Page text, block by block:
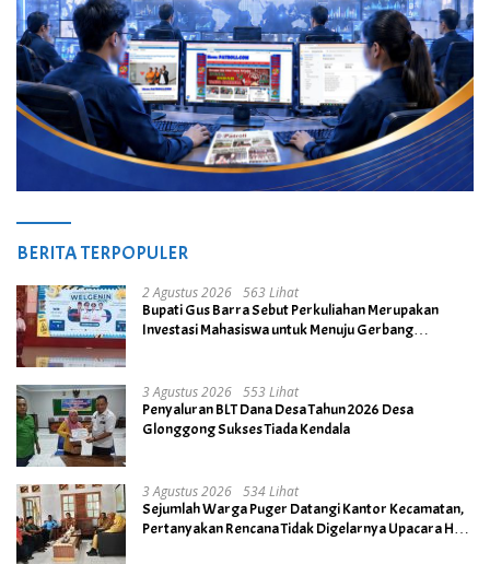
BERITA TERPOPULER
2 Agustus 2026 563 Lihat
Bupati Gus Barra Sebut Perkuliahan Merupakan
Investasi Mahasiswa untuk Menuju Gerbang
3 Agustus 2026 553 Lihat
Penyaluran BLT Dana Desa Tahun 2026 Desa
Glonggong Sukses Tiada Kendala
3 Agustus 2026 534 Lihat
Sejumlah Warga Puger Datangi Kantor Kecamatan,
Pertanyakan Rencana Tidak Digelarnya Upacara HUT